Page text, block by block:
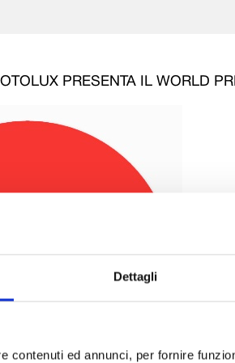
Dettagli
contenuti ed annunci, per fornire
PRESENTA IL WORLD